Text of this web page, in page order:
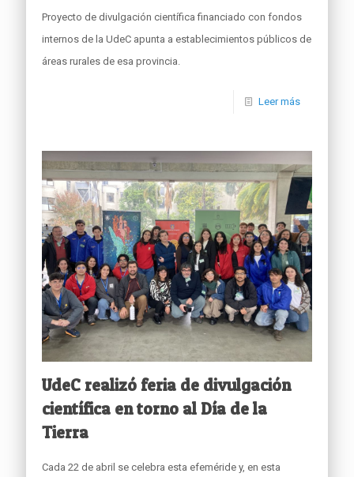
Proyecto de divulgación científica financiado con fondos
internos de la UdeC apunta a establecimientos públicos de
áreas rurales de esa provincia.
Leer más
UdeC realizó feria de divulgación
científica en torno al Día de la
Tierra
Cada 22 de abril se celebra esta efeméride y, en esta